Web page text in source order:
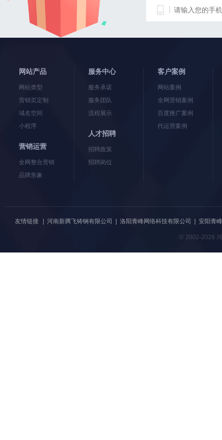
网站产品
网站类型
营销页定制
域名空间
小程序
营销运营
全网整合营销
品牌形象
服务中心
服务承诺
服务团队
流程展示
人才招聘
招聘政策
招聘岗位
客户案例
网站案例
全网营销案例
百度推广案例
代运营案例
友情链接 河南新腾飞铸钢有限公司 洛阳青峰网络科技有限公司 安阳青
© 2002-2026